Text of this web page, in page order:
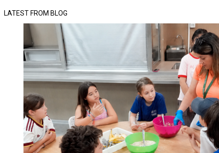
LATEST FROM BLOG